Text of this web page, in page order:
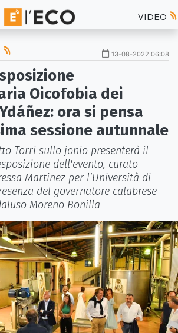
VIDEO
13-08-2022 06:08
Oicofobia dei
ora si pensa
sessione autunnale
Torri sullo jonio presenterà il
dell'evento, curato
Martinez per l’Università di
del governatore calabrese
Moreno Bonilla